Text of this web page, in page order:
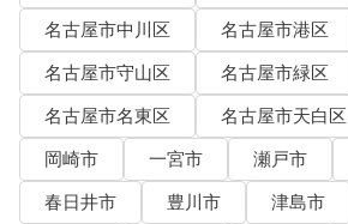
名古屋市中川区
名古屋市港区
名古屋市守山区
名古屋市緑区
名古屋市名東区
名古屋市天白区
岡崎市
一宮市 瀬戸市
春日井市
豊川市 津島市